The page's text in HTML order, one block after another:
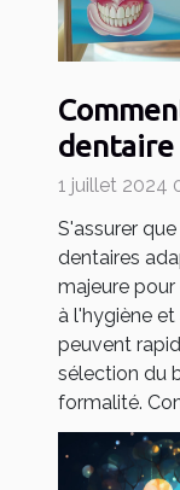
dentaire
1 juillet 2024
S'assurer
dentaires
majeure
à l'hygiène
peuvent
sélection du
formalité.